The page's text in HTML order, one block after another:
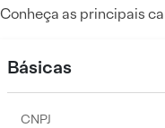
Conheça as principais
Básicas
CNPJ